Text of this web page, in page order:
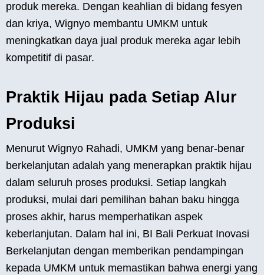
produk mereka. Dengan keahlian di bidang fesyen
dan kriya, Wignyo membantu UMKM untuk
meningkatkan daya jual produk mereka agar lebih
kompetitif di pasar.
Praktik Hijau pada Setiap Alur
Produksi
Menurut Wignyo Rahadi, UMKM yang benar-benar
berkelanjutan adalah yang menerapkan praktik hijau
dalam seluruh proses produksi. Setiap langkah
produksi, mulai dari pemilihan bahan baku hingga
proses akhir, harus memperhatikan aspek
keberlanjutan. Dalam hal ini, BI Bali Perkuat Inovasi
Berkelanjutan dengan memberikan pendampingan
kepada UMKM untuk memastikan bahwa energi yang